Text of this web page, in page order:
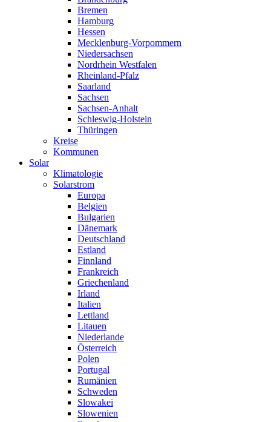
Bremen
Hamburg
Hessen
Mecklenburg-Vorpommern
Niedersachsen
Nordrhein Westfalen
Rheinland-Pfalz
Saarland
Sachsen
Sachsen-Anhalt
Schleswig-Holstein
Thüringen
Kreise
Kommunen
Solar
Klimatologie
Solarstrom
Europa
Belgien
Bulgarien
Dänemark
Deutschland
Estland
Finnland
Frankreich
Griechenland
Irland
Italien
Lettland
Litauen
Niederlande
Österreich
Polen
Portugal
Rumänien
Schweden
Slowakei
Slowenien